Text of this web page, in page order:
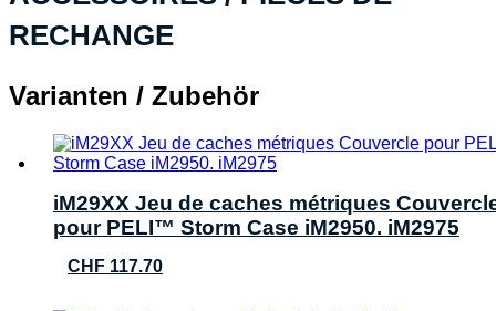
RECHANGE
Varianten / Zubehör
iM29XX Jeu de caches métriques
pour PELI™ Storm Case iM2950. iM2975
CHF 117.70